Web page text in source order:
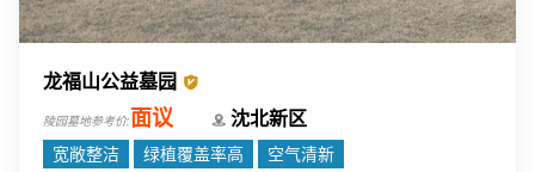
龙福山公益墓园
陵园墓地参考价:面议 沈北新区
宽敞整洁 绿植覆盖率高
空气清新